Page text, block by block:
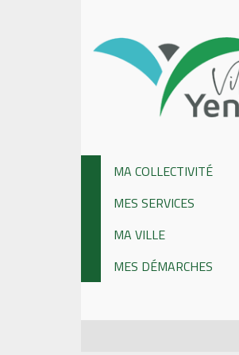
MA COLLECTIVITÉ
MES SERVICES
MA VILLE
MES DÉMARCHES